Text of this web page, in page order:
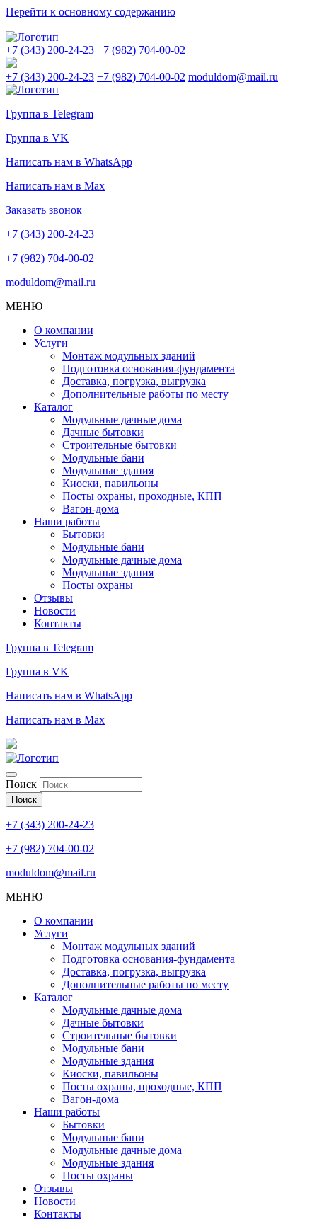
Перейти к основному содержанию
+7 (343) 200-24-23 +7 (982) 704-00-02
+7 (343) 200-24-23 +7 (982) 704-00-02 moduldom@mail.ru
Группа в Telegram
Группа в VK
Написать нам в WhatsApp
Написать нам в Max
Заказать звонок
+7 (343) 200-24-23
+7 (982) 704-00-02
moduldom@mail.ru
МЕНЮ
О компании
Услуги
Монтаж модульных зданий
Подготовка основания-фундамента
Доставка, погрузка, выгрузка
Дополнительные работы по месту
Каталог
Модульные дачные дома
Дачные бытовки
Строительные бытовки
Модульные бани
Модульные здания
Киоски, павильоны
Посты охраны, проходные, КПП
Вагон-дома
Наши работы
Бытовки
Модульные бани
Модульные дачные дома
Модульные здания
Посты охраны
Отзывы
Новости
Контакты
Группа в Telegram
Группа в VK
Написать нам в WhatsApp
Написать нам в Max
Поиск
Поиск
+7 (343) 200-24-23
+7 (982) 704-00-02
moduldom@mail.ru
МЕНЮ
О компании
Услуги
Монтаж модульных зданий
Подготовка основания-фундамента
Доставка, погрузка, выгрузка
Дополнительные работы по месту
Каталог
Модульные дачные дома
Дачные бытовки
Строительные бытовки
Модульные бани
Модульные здания
Киоски, павильоны
Посты охраны, проходные, КПП
Вагон-дома
Наши работы
Бытовки
Модульные бани
Модульные дачные дома
Модульные здания
Посты охраны
Отзывы
Новости
Контакты